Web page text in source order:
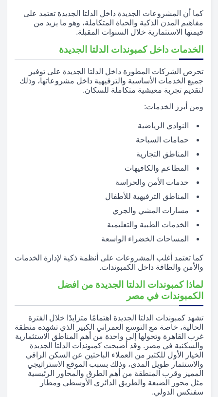
كما أن المشروعات الجديدة داخل الدلتا الجديدة تعتمد على
مفاهيم المدن الذكية والحياة المتكاملة، وهو ما يزيد من
قيمتها الاستثمارية خلال السنوات المقبلة.
الخدمات داخل كمبوندات الدلتا الجديدة
تحرص الشركات المطورة داخل الدلتا الجديدة على توفير
جميع الخدمات الأساسية والترفيهية داخل مشروعاتها، وذلك
لتقديم تجربة معيشية متكاملة للسكان.
ومن أبرز الخدمات:
النوادي الرياضية
حمامات السباحة
المناطق التجارية
المطاعم والكافيهات
خدمات الأمن والحراسة
المناطق الترفيهية للأطفال
مسارات المشي والجري
الخدمات الطبية والتعليمية
المساحات الخضراء الواسعة
كما تعتمد أغلب المشروعات على أنظمة ذكية لإدارة الخدمات
والأمن والطاقة داخل الكمبوندات.
لماذا كمبوندات الدلتا الجديدة من افضل
الكمبوندات في مصر
تشهد كمبوندات الدلتا الجديدة اهتمامًا متزايدًا خلال الفترة
الحالية، خاصة مع التوسع العمراني الكبير الذي تشهده منطقة
غرب القاهرة وتحولها إلى واحدة من أهم المناطق الاستثمارية
والسكنية في مصر. وقد أصبحت كمبوندات الدلتا الجديدة
الخيار الأول للكثير من العملاء الباحثين عن السكن الراقي
والاستثمار طويل المدى، وذلك بسبب الموقع الاستراتيجي
المميز وقرب المنطقة من أهم الطرق والمحاور الرئيسية
مثل محور الضبعة والطريق الدائري الأوسطي ومطار
سفنكس الدولي.